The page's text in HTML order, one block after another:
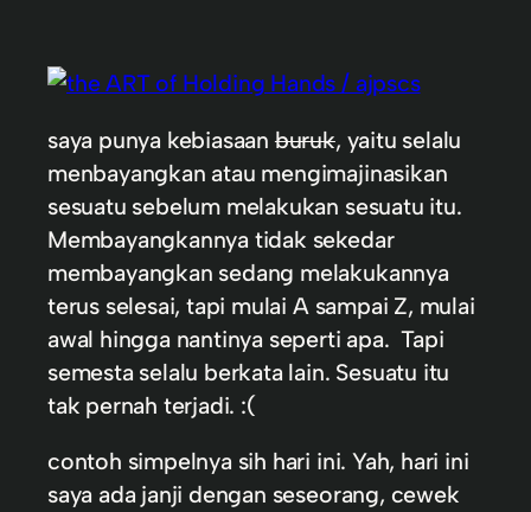
saya punya kebiasaan buruk, yaitu selalu
menbayangkan atau mengimajinasikan
sesuatu sebelum melakukan sesuatu itu.
Membayangkannya tidak sekedar
membayangkan sedang melakukannya
terus selesai, tapi mulai A sampai Z, mulai
awal hingga nantinya seperti apa. Tapi
semesta selalu berkata lain. Sesuatu itu
tak pernah terjadi. :(
contoh simpelnya sih hari ini. Yah, hari ini
saya ada janji dengan seseorang, cewek